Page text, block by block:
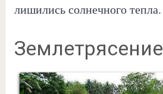
лишились солнечного тепла.
Землетрясение